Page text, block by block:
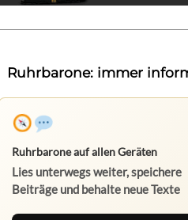
Ruhrbarone: immer
Ruhrbarone auf allen Geräten
Lies unterwegs weiter, speichere
Beiträge und behalte neue Texte